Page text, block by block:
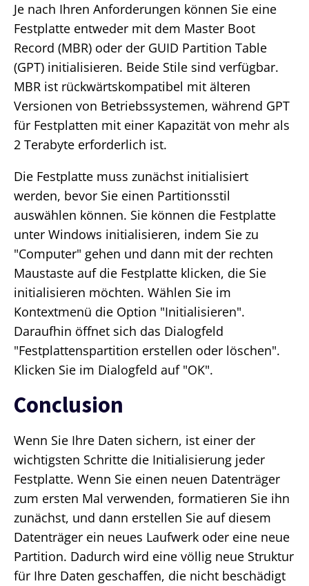
Je nach Ihren Anforderungen können Sie eine
Festplatte entweder mit dem Master Boot
Record (MBR) oder der GUID Partition Table
(GPT) initialisieren. Beide Stile sind verfügbar.
MBR ist rückwärtskompatibel mit älteren
Versionen von Betriebssystemen, während GPT
für Festplatten mit einer Kapazität von mehr als
2 Terabyte erforderlich ist.
Die Festplatte muss zunächst initialisiert
werden, bevor Sie einen Partitionsstil
auswählen können. Sie können die Festplatte
unter Windows initialisieren, indem Sie zu
"Computer" gehen und dann mit der rechten
Maustaste auf die Festplatte klicken, die Sie
initialisieren möchten. Wählen Sie im
Kontextmenü die Option "Initialisieren".
Daraufhin öffnet sich das Dialogfeld
"Festplattenspartition erstellen oder löschen".
Klicken Sie im Dialogfeld auf "OK".
Conclusion
Wenn Sie Ihre Daten sichern, ist einer der
wichtigsten Schritte die Initialisierung jeder
Festplatte. Wenn Sie einen neuen Datenträger
zum ersten Mal verwenden, formatieren Sie ihn
zunächst, und dann erstellen Sie auf diesem
Datenträger ein neues Laufwerk oder eine neue
Partition. Dadurch wird eine völlig neue Struktur
für Ihre Daten geschaffen, die nicht beschädigt